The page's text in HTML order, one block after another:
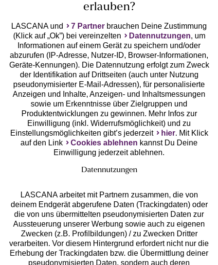
Geprüfte Sicherheit
Unsere Apps
Services
Beratung
erlauben?
LASCANA und 7 Partner brauchen Deine Zustimmung
(Klick auf „Ok”) bei vereinzelten
Datennutzungen, um
Informationen auf einem Gerät zu speichern und/oder
abzurufen (IP-Adresse, Nutzer-ID, Browser-Informationen,
Geräte-Kennungen). Die Datennutzung erfolgt zum Zweck
der Identifikation auf Drittseiten (auch unter Nutzung
pseudonymisierter E-Mail-Adressen), für personalisierte
Anzeigen und Inhalte, Anzeigen- und Inhaltsmessungen
sowie um Erkenntnisse über Zielgruppen und
Produktentwicklungen zu gewinnen. Mehr Infos zur
Einwilligung (inkl. Widerrufsmöglichkeit) und zu
Einstellungsmöglichkeiten gibt’s jederzeit
hier. Mit Klick
auf den Link
Cookies ablehnen kannst Du Deine
Einwilligung jederzeit ablehnen.
Datennutzungen
LASCANA arbeitet mit Partnern zusammen, die von
deinem Endgerät abgerufene Daten (Trackingdaten) oder
die von uns übermittelten pseudonymisierten Daten zur
Aussteuerung unserer Werbung sowie auch zu eigenen
Zwecken (z.B. Profilbildungen) / zu Zwecken Dritter
verarbeiten. Vor diesem Hintergrund erfordert nicht nur die
Erhebung der Trackingdaten bzw. die Übermittlung deiner
pseudonymisierten Daten, sondern auch deren